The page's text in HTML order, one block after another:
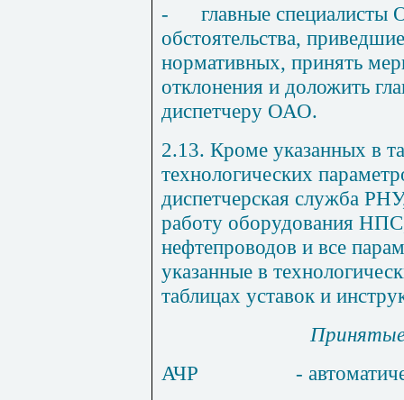
-
главные
обстоятельства,
нормативных, принять
отклонения и доложить
диспетчеру ОАО.
2.1 3. Кроме указанных в
технологических
диспетчерская служба
работу оборудования
нефтепроводов и все
указанные в
таблицах уставок и
АЧР
-